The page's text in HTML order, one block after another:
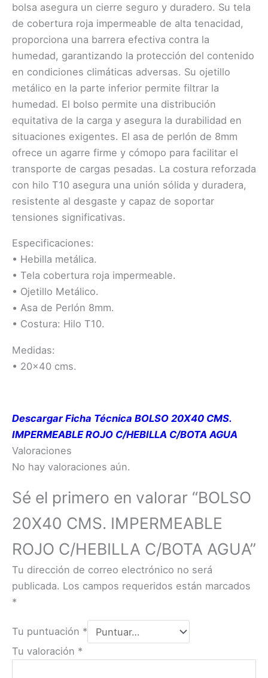
bolsa asegura un cierre seguro y duradero. Su tela
de cobertura roja impermeable de alta tenacidad,
proporciona una barrera efectiva contra la
humedad, garantizando la protección del contenido
en condiciones climáticas adversas. Su ojetillo
metálico en la parte inferior permite filtrar la
humedad. El bolso permite una distribución
equitativa de la carga y asegura la durabilidad en
situaciones exigentes. El asa de perlón de 8mm
ofrece un agarre firme y cómoрo para facilitar el
transporte de cargas pesadas. La costura reforzada
con hilo T10 asegura una unión sólida y duradera,
resistente al desgaste y capaz de soportar
tensiones significativas.
Especificaciones:
• Hebilla metálica.
• Tela cobertura roja impermeable.
• Ojetillo Metálicо.
• Asa de Perlón 8mm.
• Costura: Hilo T10.
Medidas:
• 20×40 cms.
Descargar Ficha Técnica BOLSO 20X40 CMS.
IMPERMEABLE ROJO C/HEBILLA C/BOTA AGUA
Valoraciones
No hay valoraciones aún.
Sé el primero en valorar “BOLSO
20X40 CMS. IMPERMEABLE
ROJO C/HEBILLA C/BOTA AGUA”
Tu dirección de correo electrónico no será
publicada. Los campos requeridos están marcados
*
Tu puntuación *
Tu valoración *